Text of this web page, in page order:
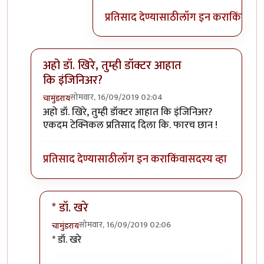
प्रतिसाद देण्यासाठीलॉग इन कराकिंवा
अहो डॉ. खिरे, तुम्ही डॉक्टर आहात
कि इंजिनिअर?
चामुंडरायसोमवार, 16/09/2019 02:04
In reply toयेथे चर्चा करणाऱ्या बहुसंख्यbyसुबोध खरे
अहो डॉ. खिरे, तुम्ही डॉक्टर आहात कि इंजिनिअर?
एकदम टेक्निकल प्रतिसाद दिला कि. फारच छान !
प्रतिसाद देण्यासाठीलॉग इन कराकिंवासदस्य व्हा
* डॉ. खरे
चामुंडरायसोमवार, 16/09/2019 02:06
In reply to
* डॉ. खरे